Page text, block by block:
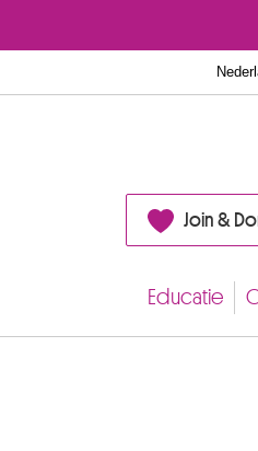
Join &
Educatie